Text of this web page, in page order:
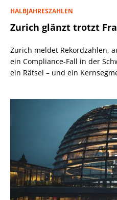
HALBJAHRESZAHLEN
Zurich glänzt trotzt
Zurich meldet Rekordzahlen,
ein Compliance-Fall in der
ein Rätsel – und ein